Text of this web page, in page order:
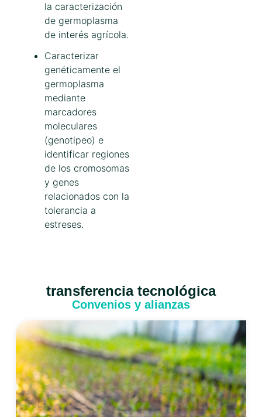
la caracterización
de germoplasma
de interés agrícola.
Caracterizar
genéticamente el
germoplasma
mediante
marcadores
moleculares
(genotipeo) e
identificar regiones
de los cromosomas
y genes
relacionados con la
tolerancia a
estreses.
transferencia tecnológica
Convenios y alianzas